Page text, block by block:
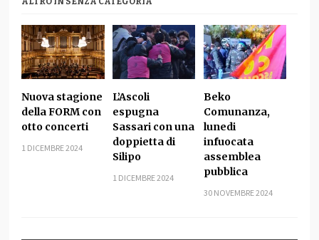
Nuova stagione
della FORM con
otto concerti
1 DICEMBRE 2024
L’Ascoli
espugna
Sassari con una
doppietta di
Silipo
1 DICEMBRE 2024
Beko
Comunanza,
lunedi
infuocata
assemblea
pubblica
30 NOVEMBRE 2024